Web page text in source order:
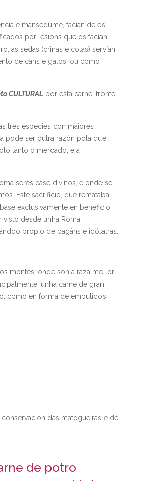
e mansedume, facían deles
por lesións que os facían
as sedas (crinas e colas) servían
de cans e gatos, ou como
CULTURAL por esta carne, fronte
tres especies con maiores
pode ser outra razón pola que
tanto o mercado, e a
seres case divinos, e onde se
Este sacrificio, que remataba
exclusivamente en beneficio
desde unha Roma
propio de pagáns e idólatras.
montes, onde son a raza mellor
unha carne de gran
como en forma de embutidos
das matogueiras e de
de potro